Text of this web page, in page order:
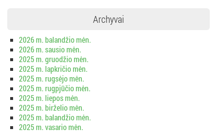
Archyvai
2026 m. balandžio mėn.
2026 m. sausio mėn.
2025 m. gruodžio mėn.
2025 m. lapkričio mėn.
2025 m. rugsėjo mėn.
2025 m. rugpjūčio mėn.
2025 m. liepos mėn.
2025 m. birželio mėn.
2025 m. balandžio mėn.
2025 m. vasario mėn.